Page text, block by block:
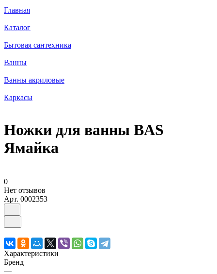
Главная
Каталог
Бытовая сантехника
Ванны
Ванны акриловые
Каркасы
Ножки для ванны BAS
Ямайка
0
Нет отзывов
Арт. 0002353
Характеристики
Бренд
—